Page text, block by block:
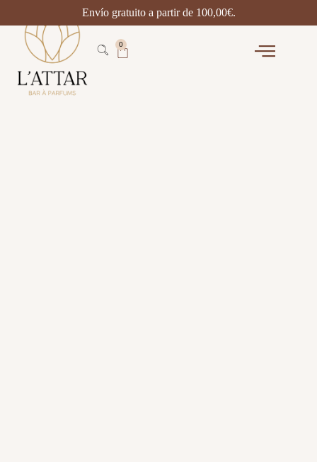
0
Envío gratuito a partir de 100,00€.